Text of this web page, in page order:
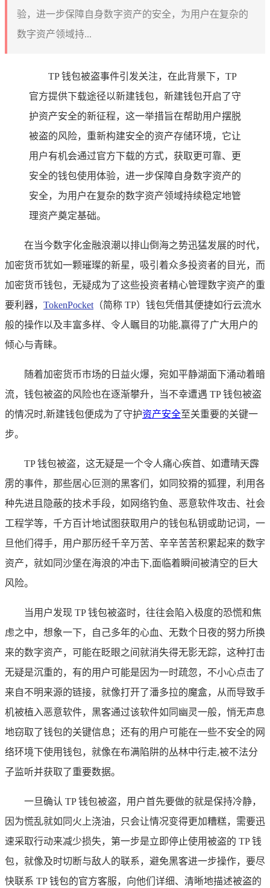
验，进一步保障自身数字资产的安全，为用户在复杂的
数字资产领域持...
TP 钱包被盗事件引发关注，在此背景下，TP
官方提供下载途径以新建钱包，新建钱包开启了守
护资产安全的新征程，这一举措旨在帮助用户摆脱
被盗的风险，重新构建安全的资产存储环境，它让
用户有机会通过官方下载的方式，获取更可靠、更
安全的钱包使用体验，进一步保障自身数字资产的
安全，为用户在复杂的数字资产领域持续稳定地管
理资产奠定基础。
在当今数字化金融浪潮以排山倒海之势迅猛发展的时代，
加密货币犹如一颗璀璨的新星，吸引着众多投资者的目光，而
加密货币钱包，无疑成为了这些投资者精心管理数字资产的重
要利器， TokenPocket （简称 TP）钱包凭借其便捷如行云流水
般的操作以及丰富多样、令人瞩目的功能,赢得了广大用户的
倾心与青睐。
随着加密货币市场的日益火爆，宛如平静湖面下涌动着暗
流，钱包被盗的风险也在逐渐攀升，当不幸遭遇 TP 钱包被盗
的情况时,新建钱包便成为了守护资产安全至关重要的关键一
步。
TP 钱包被盗，这无疑是一个令人痛心疾首、如遭晴天霹
雳的事件，那些居心叵测的黑客们，如同狡猾的狐狸，利用各
种先进且隐蔽的技术手段，如网络钓鱼、恶意软件攻击、社会
工程学等，千方百计地试图获取用户的钱包私钥或助记词，一
旦他们得手，用户那历经千辛万苦、辛辛苦苦积累起来的数字
资产，就如同沙堡在海浪的冲击下,面临着瞬间被清空的巨大
风险。
当用户发现 TP 钱包被盗时，往往会陷入极度的恐慌和焦
虑之中，想象一下，自己多年的心血、无数个日夜的努力所换
来的数字资产，可能在眨眼之间就消失得无影无踪，这种打击
无疑是沉重的，有的用户可能是因为一时疏忽，不小心点击了
来自不明来源的链接，就像打开了潘多拉的魔盒，从而导致手
机被植入恶意软件，黑客通过该软件如同幽灵一般，悄无声息
地窃取了钱包的关键信息；还有的用户可能在一些不安全的网
络环境下使用钱包，就像在布满陷阱的丛林中行走,被不法分
子监听并获取了重要数据。
一旦确认 TP 钱包被盗，用户首先要做的就是保持冷静，
因为慌乱就如同火上浇油，只会让情况变得更加糟糕，需要迅
速采取行动来减少损失，第一步是立即停止使用被盗的 TP 钱
包，就像及时切断与敌人的联系，避免黑客进一步操作，要尽
快联系 TP 钱包的官方客服，向他们详细、清晰地描述被盗的